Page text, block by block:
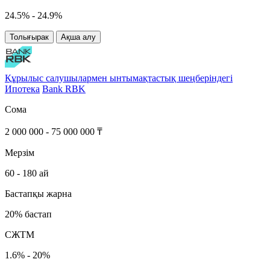
24.5% - 24.9%
Толығырак Ақша алу
Құрылыс салушылармен ынтымақтастық шеңберіндегі
Ипотека Bank RBK
Сома
2 000 000 - 75 000 000 ₸
Мерзім
60 - 180 ай
Бастапқы жарна
20% бастап
СЖТМ
1.6% - 20%